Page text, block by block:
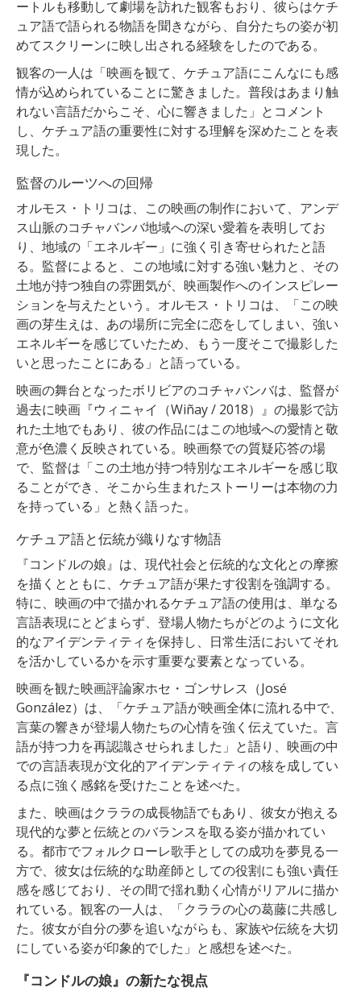
ートルも移動して劇場を訪れた観客もおり、彼らはケチ
ュア語で語られる物語を聞きながら、自分たちの姿が初
めてスクリーンに映し出される経験をしたのである。
観客の一人は「映画を観て、ケチュア語にこんなにも感
情が込められていることに驚きました。普段はあまり触
れない言語だからこそ、心に響きました」とコメント
し、ケチュア語の重要性に対する理解を深めたことを表
現した。
監督のルーツへの回帰
オルモス・トリコは、この映画の制作において、アンデ
ス山脈のコチャバンバ地域への深い愛着を表明してお
り、地域の「エネルギー」に強く引き寄せられたと語
る。監督によると、この地域に対する強い魅力と、その
土地が持つ独自の雰囲気が、映画製作へのインスピレー
ションを与えたという。オルモス・トリコは、「この映
画の芽生えは、あの場所に完全に恋をしてしまい、強い
エネルギーを感じていたため、もう一度そこで撮影した
いと思ったことにある」と語っている。
映画の舞台となったボリビアのコチャバンバは、監督が
過去に映画『ウィニャイ（Wiñay / 2018）』の撮影で訪
れた土地でもあり、彼の作品にはこの地域への愛情と敬
意が色濃く反映されている。映画祭での質疑応答の場
で、監督は「この土地が持つ特別なエネルギーを感じ取
ることができ、そこから生まれたストーリーは本物の力
を持っている」と熱く語った。
ケチュア語と伝統が織りなす物語
『コンドルの娘』は、現代社会と伝統的な文化との摩擦
を描くとともに、ケチュア語が果たす役割を強調する。
特に、映画の中で描かれるケチュア語の使用は、単なる
言語表現にとどまらず、登場人物たちがどのように文化
的なアイデンティティを保持し、日常生活においてそれ
を活かしているかを示す重要な要素となっている。
映画を観た映画評論家ホセ・ゴンサレス（José
González）は、「ケチュア語が映画全体に流れる中で、
言葉の響きが登場人物たちの心情を強く伝えていた。言
語が持つ力を再認識させられました」と語り、映画の中
での言語表現が文化的アイデンティティの核を成してい
る点に強く感銘を受けたことを述べた。
また、映画はクララの成長物語でもあり、彼女が抱える
現代的な夢と伝統とのバランスを取る姿が描かれてい
る。都市でフォルクローレ歌手としての成功を夢見る一
方で、彼女は伝統的な助産師としての役割にも強い責任
感を感じており、その間で揺れ動く心情がリアルに描か
れている。観客の一人は、「クララの心の葛藤に共感し
た。彼女が自分の夢を追いながらも、家族や伝統を大切
にしている姿が印象的でした」と感想を述べた。
『コンドルの娘』の新たな視点